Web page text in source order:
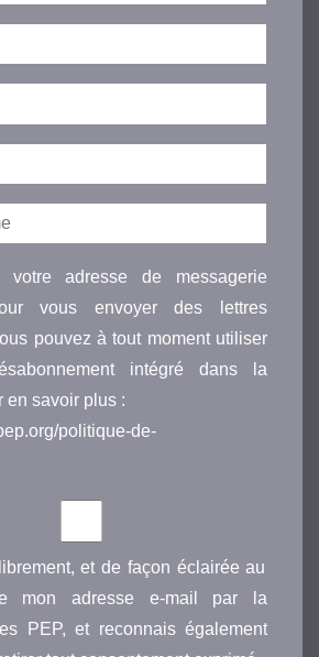
votre adresse de messagerie
vous envoyer des lettres
pouvez à tout moment utiliser
intégré dans la
en savoir plus :
politique-de-
et de façon éclairée au
mon adresse e-mail par la
PEP, et reconnais également